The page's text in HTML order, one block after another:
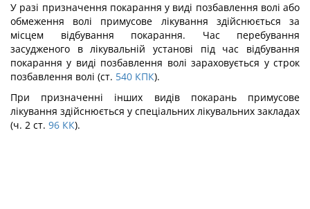
У разі призначення покарання у виді позбавлення волі або
обмеження волі при­мусове лікування здійснюється за
місцем відбування покарання. Час перебування
засудженого в лікувальній установі під час відбування
покарання у виді позбавлення волі зараховується у строк
позбавлення волі (ст. 540 КПК).
При призначенні інших видів покарань примусове
лікування здійснюється у спе­ціальних лікувальних закладах
(ч. 2 ст. 96 КК).